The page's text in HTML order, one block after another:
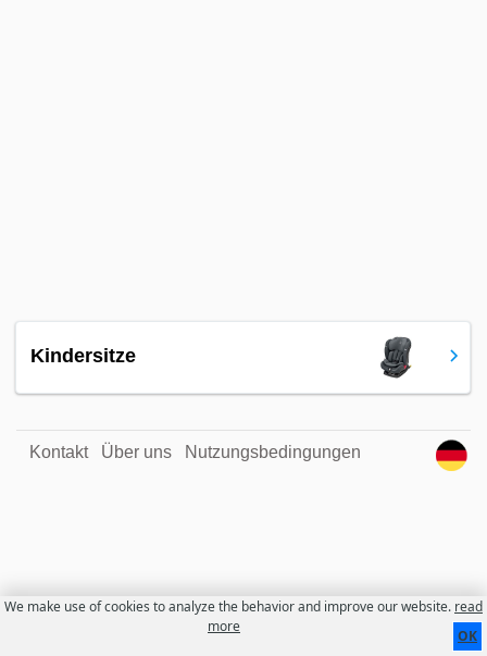
Kindersitze
Kontakt Über uns Nutzungsbedingungen
We make use of cookies to analyze the behavior and improve our website. read
more
OK